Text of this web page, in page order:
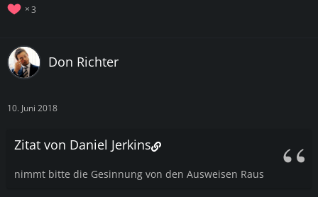
3
Don Richter
10. Juni 2018
Zitat von Daniel Jerkins
nimmt bitte die Gesinnung von den Ausweisen Raus